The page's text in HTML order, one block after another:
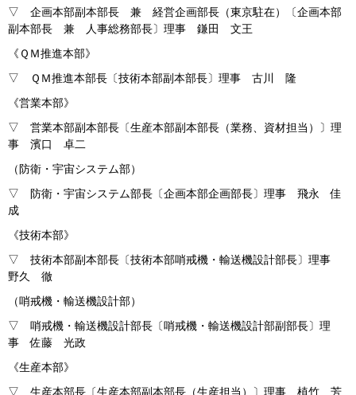
▽ 企画本部副本部長 兼 経営企画部長（東京駐在）〔企画本部
副本部長 兼 人事総務部長〕理事 鎌田 文王
《ＱＭ推進本部》
▽ ＱＭ推進本部長〔技術本部副本部長〕理事 古川 隆
《営業本部》
▽ 営業本部副本部長〔生産本部副本部長（業務、資材担当）〕理
事 濱口 卓二
（防衛・宇宙システム部）
▽ 防衛・宇宙システム部長〔企画本部企画部長〕理事 飛永 佳
成
《技術本部》
▽ 技術本部副本部長〔技術本部哨戒機・輸送機設計部長〕理事
野久 徹
（哨戒機・輸送機設計部）
▽ 哨戒機・輸送機設計部長〔哨戒機・輸送機設計部副部長〕理
事 佐藤 光政
《生産本部》
▽ 生産本部長〔生産本部副本部長（生産担当）〕理事 植竹 芳